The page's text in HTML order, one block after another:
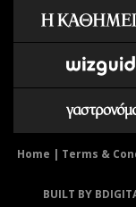
Home | Terms &
BUILT BY